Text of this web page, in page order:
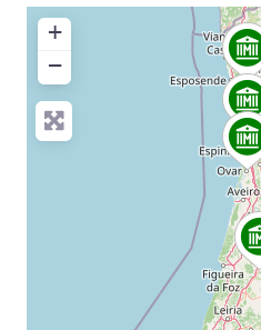
+
−